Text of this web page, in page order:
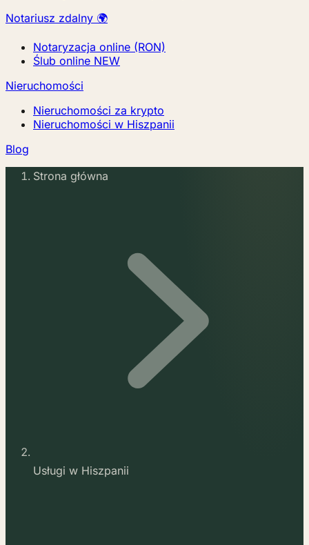
Notariusz zdalny 🌍
Notaryzacja online (RON)
Ślub online NEW
Nieruchomości
Nieruchomości za krypto
Nieruchomości w Hiszpanii
Blog
Strona główna
Usługi w Hiszpanii